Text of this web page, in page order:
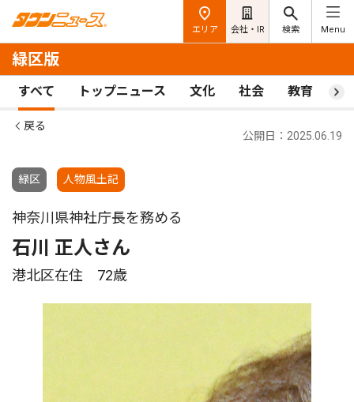
エリア 会社・IR 検索 Menu
緑区版
すべて トップニュース 文化 社会 教育 ス
戻る
緑区 人物風土記
公開日：2025.06.19
神奈川県神社庁長を務める
石川 正人さん
港北区在住 72歳